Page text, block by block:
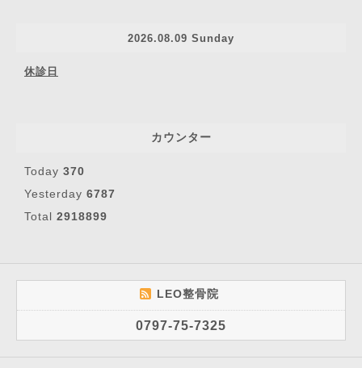
2026.08.09 Sunday
休診日
カウンター
Today 370
Yesterday 6787
Total 2918899
LEO整骨院
0797-75-7325